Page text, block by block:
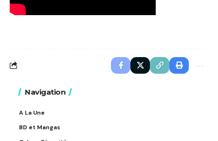
Navigation
A La Une
BD et Mangas